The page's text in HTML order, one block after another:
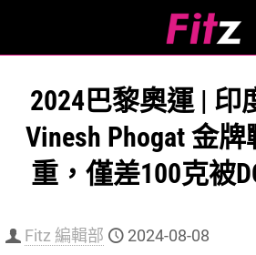
2024巴黎奧運 | 印
Vinesh Phogat 金
重，僅差100克被
Fitz 編輯部 2024-08-08